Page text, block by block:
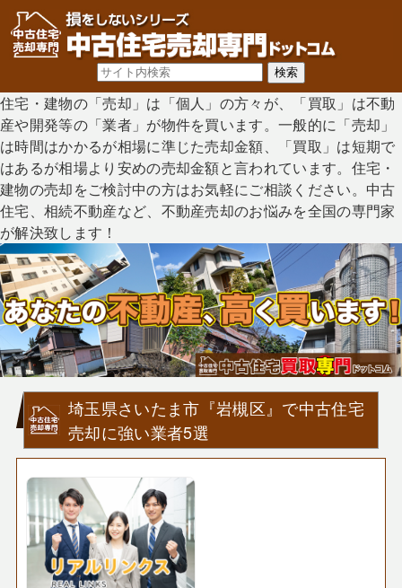
住宅・建物の「売却」は「個人」の方々が、「買取」は不動
産や開発等の「業者」が物件を買います。一般的に「売却」
は時間はかかるが相場に準じた売却金額、「買取」は短期で
はあるが相場より安めの売却金額と言われています。住宅・
建物の売却をご検討中の方はお気軽にご相談ください。中古
住宅、相続不動産など、不動産売却のお悩みを全国の専門家
が解決致します！
埼玉県さいたま市『岩槻区』で中古住宅
売却に強い業者5選